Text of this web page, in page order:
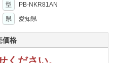
型
PB-NKR81AN
県 愛知県
価格
ください。